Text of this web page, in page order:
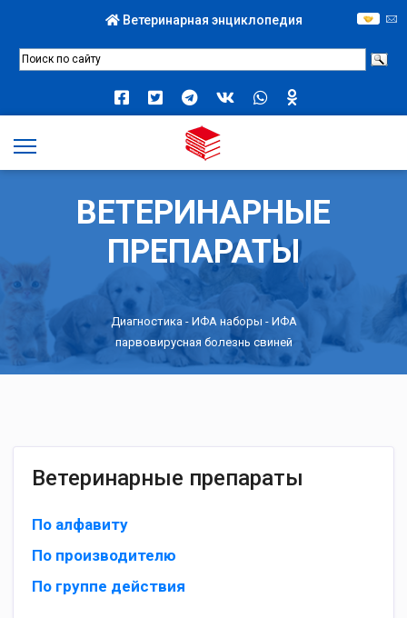
Ветеринарная энциклопедия
ВЕТЕРИНАРНЫЕ
ПРЕПАРАТЫ
Диагностика - ИФА наборы - ИФА
парвовирусная болезнь свиней
Ветеринарные препараты
По алфавиту
По производителю
По группе действия